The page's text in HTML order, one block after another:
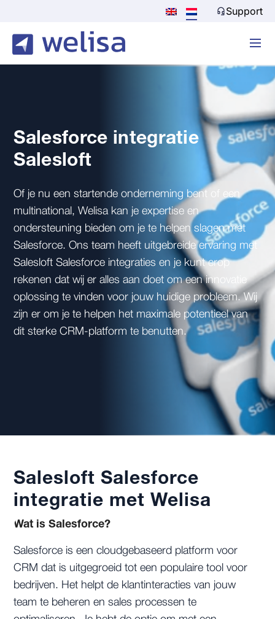
Support
Salesforce integratie
Salesloft
Of je nu een startende onderneming bent of een
multinational, Welisa kan je expertise en
ondersteuning bieden om je te helpen slagen met
Salesforce. Ons team heeft uitgebreide ervaring met
Salesloft Salesforce integraties en je kunt erop
rekenen dat wij er alles aan doet om een innovatie
oplossing te vinden voor jouw huidige probleem. Wij
zijn er om je te helpen het maximale potentieel van
dit sterke CRM-platform te benutten.
Salesloft Salesforce
integratie met Welisa
Wat is Salesforce?
Salesforce is een cloudgebaseerd platform voor
CRM dat is uitgegroeid tot een populaire tool voor
bedrijven. Het helpt de klantinteracties van jouw
team te beheren en sales processen te